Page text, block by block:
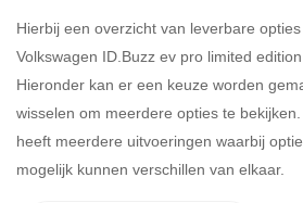
Hierbij een overzicht van leverbare
Volkswagen ID.Buzz ev pro limited
Hieronder kan er een keuze worden
wisselen om meerdere opties te bekijken.
heeft meerdere uitvoeringen waarbij
mogelijk kunnen verschillen van elkaar.